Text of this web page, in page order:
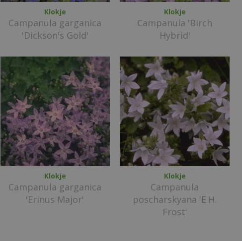
Klokje
Campanula garganica
'Dickson's Gold'
Klokje
Campanula 'Birch
Hybrid'
Klokje
Campanula garganica
'Erinus Major'
Klokje
Campanula
poscharskyana 'E.H.
Frost'